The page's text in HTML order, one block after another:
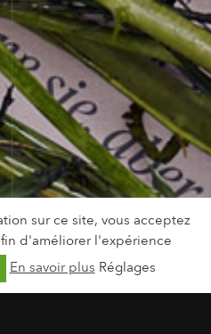
sur ce site, vous acceptez
d'améliorer l'expérience
En savoir plus Réglages